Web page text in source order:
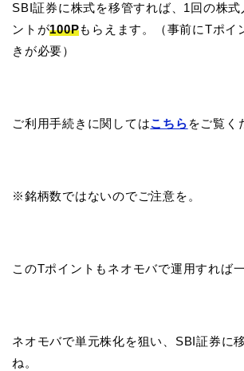
SBI証券に株式を移管すれば、1回の株
ントが100Pもらえます。（事前にTポイ
きが必要）
ご利用手続きに関してはこちら をご覧く
※銘柄数ではないのでご注意を。
このTポイントもネオモバで運用すれば一
ネオモバで単元株化を狙い、SBI証券に
ね。